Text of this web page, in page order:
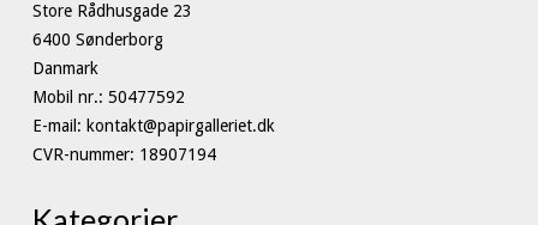
Store Rådhusgade 23
6400 Sønderborg
Danmark
Mobil nr.: 50477592
E-mail : kontakt@papirgalleriet.dk
CVR-nummer: 18907194